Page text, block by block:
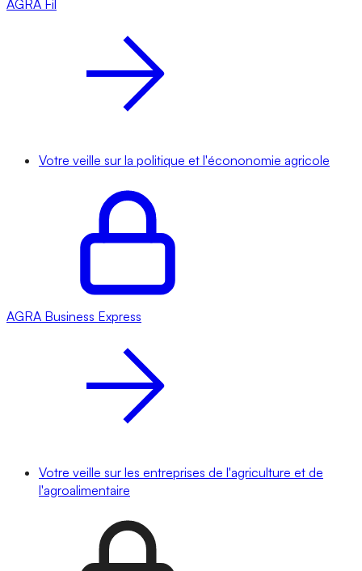
AGRA Fil
Votre veille sur la politique et l'écononomie agricole
AGRA Business Express
Votre veille sur les entreprises de l'agriculture et de
l'agroalimentaire